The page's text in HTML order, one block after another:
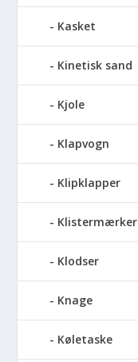
Kasket
Kinetisk sand
Kjole
Klapvogn
Klipklapper
Klistermærker
Klodser
Knage
Køletaske